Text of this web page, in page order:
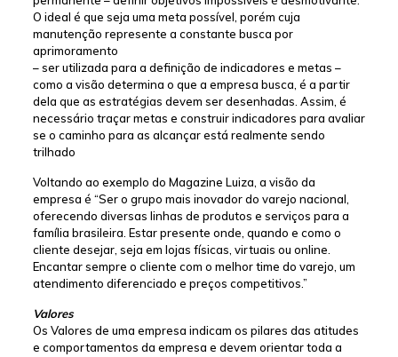
O ideal é que seja uma meta possível, porém cuja
manutenção represente a constante busca por
aprimoramento
– ser utilizada para a definição de indicadores e metas –
como a visão determina o que a empresa busca, é a partir
dela que as estratégias devem ser desenhadas. Assim, é
necessário traçar metas e construir indicadores para avaliar
se o caminho para as alcançar está realmente sendo
trilhado
Voltando ao exemplo do Magazine Luiza, a visão da
empresa é “Ser o grupo mais inovador do varejo nacional,
oferecendo diversas linhas de produtos e serviços para a
família brasileira. Estar presente onde, quando e como o
cliente desejar, seja em lojas físicas, virtuais ou online.
Encantar sempre o cliente com o melhor time do varejo, um
atendimento diferenciado e preços competitivos.”
Valores
Os Valores de uma empresa indicam os pilares das atitudes
e comportamentos da empresa e devem orientar toda a